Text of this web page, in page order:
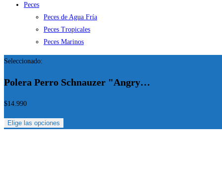
Peces
Peces de Agua Fría
Peces Tropicales
Peces Marinos
Seleccionado:
Polera Perro Schnauzer "Angry…
$14.990
Elige las opciones